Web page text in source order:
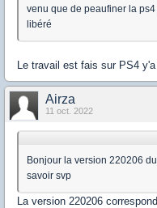
venu que de peaufiner la
libéré
Le travail est fais sur PS4
Airza
11 oct. 2022
Bonjour la version 220206
savoir svp
La version 220206